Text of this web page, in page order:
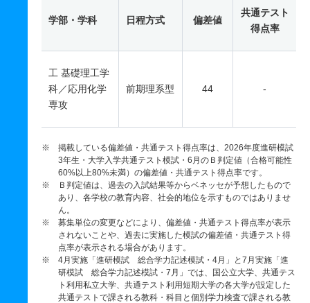
学部・学科 日程方式 偏差値
共通テスト
得点率
工 基礎理工学
科／応用化学
専攻
前期理系型 44 -
※ 掲載している偏差値・共通テスト得点率は、2026年度進研模試
3年生・大学入学共通テスト模試・6月のＢ判定値（合格可能性
60%以上80%未満）の偏差値・共通テスト得点率です。
※ Ｂ判定値は、過去の入試結果等からベネッセが予想したもので
あり、各学校の教育内容、社会的地位を示すものではありませ
ん。
※ 募集単位の変更などにより、偏差値・共通テスト得点率が表示
されないことや、過去に実施した模試の偏差値・共通テスト得
点率が表示される場合があります。
※ 4月実施「進研模試 総合学力記述模試・4月」と7月実施「進
研模試 総合学力記述模試・7月」では、国公立大学、共通テス
ト利用私立大学、共通テスト利用短期大学の各大学が設定した
共通テストで課される教科・科目と個別学力検査で課される教